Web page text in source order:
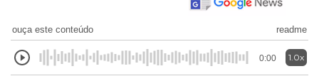
ouça este conteúdo readme
0:00 1.0x